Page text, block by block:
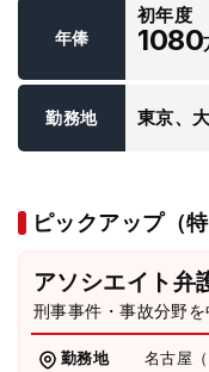
年俸
初年度
1080
勤務地 東京、
ピックアップ（
アソシエイト弁
刑事事件・事故分野
勤務地
名古屋
弁護士・税理士